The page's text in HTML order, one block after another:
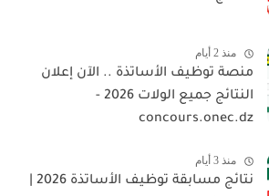
منذ 2 أيام
منصة توظيف الأساتذة .. الآن إعلان
النتائج جميع الولات 2026 -
concours.onec.dz
منذ 3 أيام
نتائج مسابقة توظيف الأساتذة 2026 |